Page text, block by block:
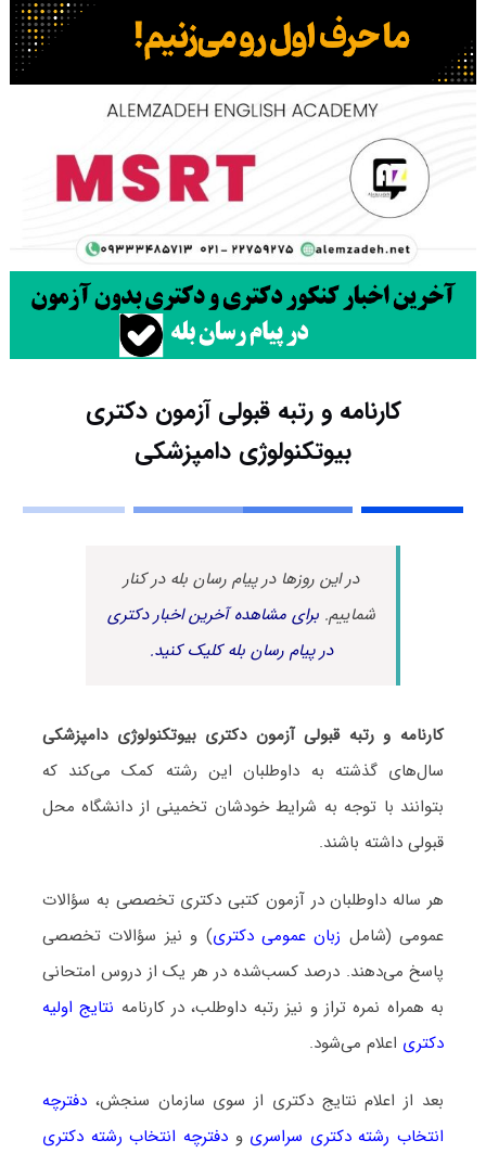
کارنامه و رتبه قبولی آزمون دکتری
ﺑﻴﻮﺗﻜﻨﻮﻟﻮژی دامپزشکی
در این روزها در پیام رسان بله در کنار
شماییم.برای مشاهده آخرین اخبار دکتری
در پیام رسان بله کلیک کنید.
کارنامه و رتبه قبولی آزمون دکتری ﺑﻴﻮﺗﻜﻨﻮﻟﻮژی دامپزشکی
سال‌های گذشته به داوطلبان این رشته کمک می‌کند که
بتوانند با توجه به شرایط خودشان تخمینی از دانشگاه محل
قبولی داشته باشند.
هر ساله داوطلبان در آزمون کتبی دکتری تخصصی به سؤالات
عمومی (شامل زبان عمومی دکتری) و نیز سؤالات تخصصی
پاسخ می‌دهند. درصد کسب‌شده در هر یک از دروس امتحانی
به همراه نمره تراز و نیز رتبه داوطلب، در کارنامه نتایج اولیه
دکتری اعلام می‌شود.
بعد از اعلام نتایج دکتری از سوی سازمان سنجش،دفترچه
انتخاب رشته دکتری سراسری ودفترچه انتخاب رشته دکتری